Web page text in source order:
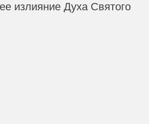
излияние Духа Святого